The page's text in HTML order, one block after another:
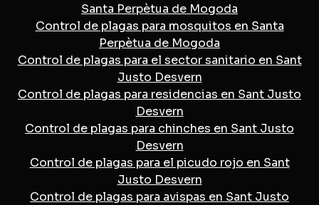
Santa Perpètua de Mogoda
Control de plagas para mosquitos en Santa
Perpètua de Mogoda
Control de plagas para el sector sanitario en Sant
Justo Desvern
Control de plagas para residencias en Sant Justo
Desvern
Control de plagas para chinches en Sant Justo
Desvern
Control de plagas para el picudo rojo en Sant
Justo Desvern
Control de plagas para avispas en Sant Justo